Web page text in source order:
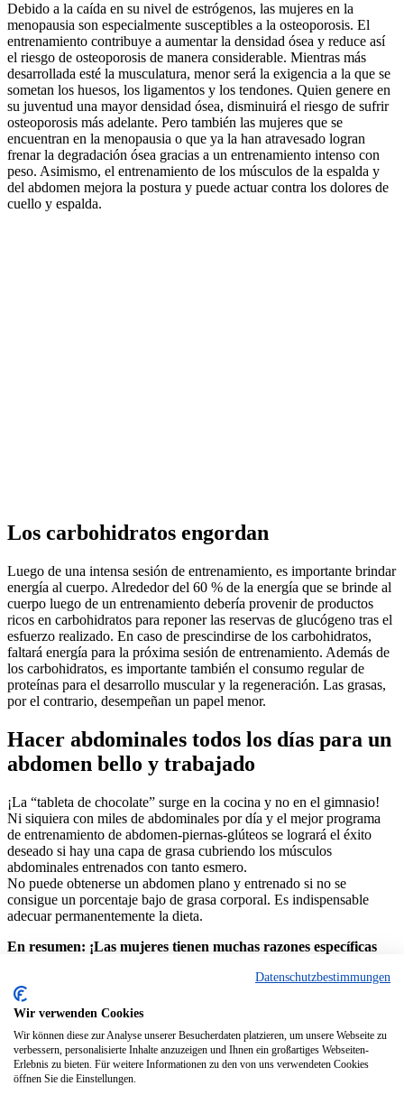
Debido a la caída en su nivel de estrógenos, las mujeres en la
menopausia son especialmente susceptibles a la osteoporosis. El
entrenamiento contribuye a aumentar la densidad ósea y reduce así
el riesgo de osteoporosis de manera considerable. Mientras más
desarrollada esté la musculatura, menor será la exigencia a la que se
sometan los huesos, los ligamentos y los tendones. Quien genere en
su juventud una mayor densidad ósea, disminuirá el riesgo de sufrir
osteoporosis más adelante. Pero también las mujeres que se
encuentran en la menopausia o que ya la han atravesado logran
frenar la degradación ósea gracias a un entrenamiento intenso con
peso. Asimismo, el entrenamiento de los músculos de la espalda y
del abdomen mejora la postura y puede actuar contra los dolores de
cuello y espalda.
Los carbohidratos engordan
Luego de una intensa sesión de entrenamiento, es importante brindar
energía al cuerpo. Alrededor del 60 % de la energía que se brinde al
cuerpo luego de un entrenamiento debería provenir de productos
ricos en carbohidratos para reponer las reservas de glucógeno tras el
esfuerzo realizado. En caso de prescindirse de los carbohidratos,
faltará energía para la próxima sesión de entrenamiento. Además de
los carbohidratos, es importante también el consumo regular de
proteínas para el desarrollo muscular y la regeneración. Las grasas,
por el contrario, desempeñan un papel menor.
Hacer abdominales todos los días para un
abdomen bello y trabajado
¡La “tableta de chocolate” surge en la cocina y no en el gimnasio!
Ni siquiera con miles de abdominales por día y el mejor programa
de entrenamiento de abdomen-piernas-glúteos se logrará el éxito
deseado si hay una capa de grasa cubriendo los músculos
abdominales entrenados con tanto esmero.
No puede obtenerse un abdomen plano y entrenado si no se
consigue un porcentaje bajo de grasa corporal. Es indispensable
adecuar permanentemente la dieta.
En resumen: ¡Las mujeres tienen muchas razones específicas
© 2024 denk-nutrition.de
Contacto
Política de privacidad
Aviso Legal
Datenschutzbestimmungen
Wir verwenden Cookies
Wir können diese zur Analyse unserer Besucherdaten platzieren, um unsere Webseite zu
verbessern, personalisierte Inhalte anzuzeigen und Ihnen ein großartiges Webseiten-
Erlebnis zu bieten. Für weitere Informationen zu den von uns verwendeten Cookies
öffnen Sie die Einstellungen.